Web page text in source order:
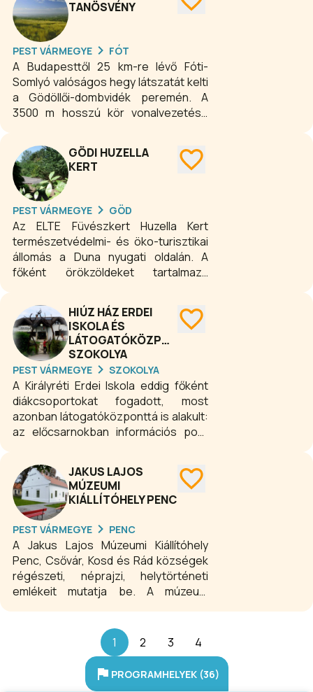
TANÖSVÉNY
PEST VÁRMEGYE FÓT
A Budapesttől 25 km-re lévő Fóti-
Somlyó valóságos hegy látszatát kelti
a Gödöllői-dombvidék peremén. A
3500 m hosszú kör vonalvezetésű
s a lepkés állomásjelzést követve 2,5
óra alatt bejárható.
GÖDI HUZELLA
KERT
PEST VÁRMEGYE GÖD
Az ELTE Füvészkert Huzella Kert
természetvédelmi- és öko-turisztikai
állomás a Duna nyugati oldalán. A
főként örökzöldeket tartalmazó
ligetes szerkezetben helyezkedik el.
A növényfoltok gazdag madár- és
rovarvilágnak kínál változatos
élőhelyet. A kertben források és
lépcsőzetes mederben kialakított
tórendszer található.
HIÚZ HÁZ ERDEI
ISKOLA ÉS
LÁTOGATÓKÖZPONT
SZOKOLYA
PEST VÁRMEGYE SZOKOLYA
A Királyréti Erdei Iskola eddig főként
diákcsoportokat fogadott, most
azonban látogatóközponttá is alakult:
az előcsarnokban információs pont
tervezővel és ajándékbolttal. A
földszinti nagy teremben interaktív
kiállításon ismerkedhetünk meg a
Börzsöny lakóival. A Látogatóközpont
mellett induló Királyrét tanösvény a
környék változatos élőhelyeire vezeti
el a kirándulókat. Minősített erdei
iskolánkban iskolai és óvodai
csoportoknak egy napostól az egy
hetesig, szállással egybekötött
változatos programokat biztosítunk.
JAKUS LAJOS
MÚZEUMI
KIÁLLÍTÓHELY PENC
PEST VÁRMEGYE PENC
A Jakus Lajos Múzeumi Kiállítóhely
Penc, Csővár, Kosd és Rád községek
régészeti, néprajzi, helytörténeti
emlékeit mutatja be. A múzeum
vármegye, Pest és Nógrád határán
fekvő Cserhát-vidék községeinek
(Penc, Rád, Csővár, Kosd) levéltári,
régészeti, néprajzi, irodalmi emlékeit.
1 2 3 4
PROGRAMHELYEK (36)